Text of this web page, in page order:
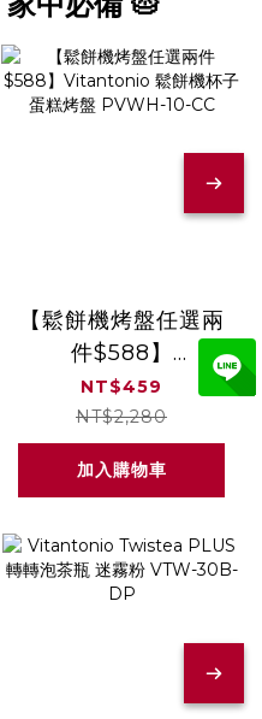
【鬆餅機烤盤任選兩
件$588】
Vitantonio 鬆餅機
杯子蛋糕烤盤
PVWH-10-CC
NT$459
NT$2,280
加入購物車